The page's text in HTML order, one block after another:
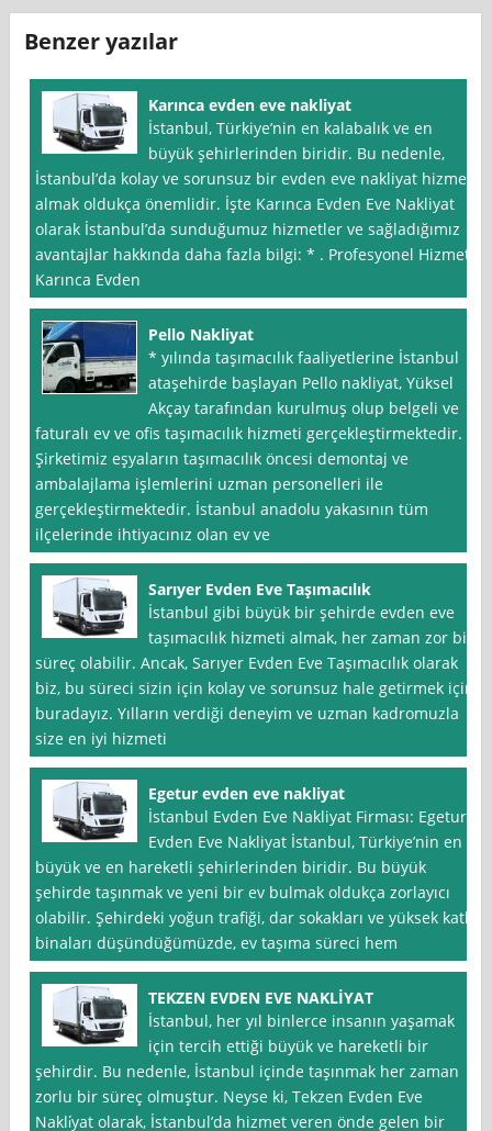
Benzer yazılar
Karınca evden eve nakliyat
İstanbul, Türkiye’nin en kalabalık ve en
büyük şehirlerinden biridir. Bu nedenle,
İstanbul’da kolay ve sorunsuz bir evden eve nakliyat hizmeti
almak oldukça önemlidir. İşte Karınca Evden Eve Nakliyat
olarak İstanbul’da sunduğumuz hizmetler ve sağladığımız
avantajlar hakkında daha fazla bilgi: * . Profesyonel Hizmet:
Karınca Evden
Pello Nakliyat
* yılında taşımacılık faaliyetlerine İstanbul
ataşehirde başlayan Pello nakliyat, Yüksel
Akçay tarafından kurulmuş olup belgeli ve
faturalı ev ve ofis taşımacılık hizmeti gerçekleştirmektedir.
Şirketimiz eşyaların taşımacılık öncesi demontaj ve
ambalajlama işlemlerini uzman personelleri ile
gerçekleştirmektedir. İstanbul anadolu yakasının tüm
ilçelerinde ihtiyacınız olan ev ve
Sarıyer Evden Eve Taşımacılık
İstanbul gibi büyük bir şehirde evden eve
taşımacılık hizmeti almak, her zaman zor bir
süreç olabilir. Ancak, Sarıyer Evden Eve Taşımacılık olarak
biz, bu süreci sizin için kolay ve sorunsuz hale getirmek için
buradayız. Yılların verdiği deneyim ve uzman kadromuzla
size en iyi hizmeti
Egetur evden eve nakliyat
İstanbul Evden Eve Nakliyat Firması: Egetur
Evden Eve Nakliyat İstanbul, Türkiye’nin en
büyük ve en hareketli şehirlerinden biridir. Bu büyük
şehirde taşınmak ve yeni bir ev bulmak oldukça zorlayıcı
olabilir. Şehirdeki yoğun trafiği, dar sokakları ve yüksek katlı
binaları düşündüğümüzde, ev taşıma süreci hem
TEKZEN EVDEN EVE NAKLİYAT
İstanbul, her yıl binlerce insanın yaşamak
için tercih ettiği büyük ve hareketli bir
şehirdir. Bu nedenle, İstanbul içinde taşınmak her zaman
zorlu bir süreç olmuştur. Neyse ki, Tekzen Evden Eve
Nakli̇yat olarak, İstanbul’da hizmet veren önde gelen bir